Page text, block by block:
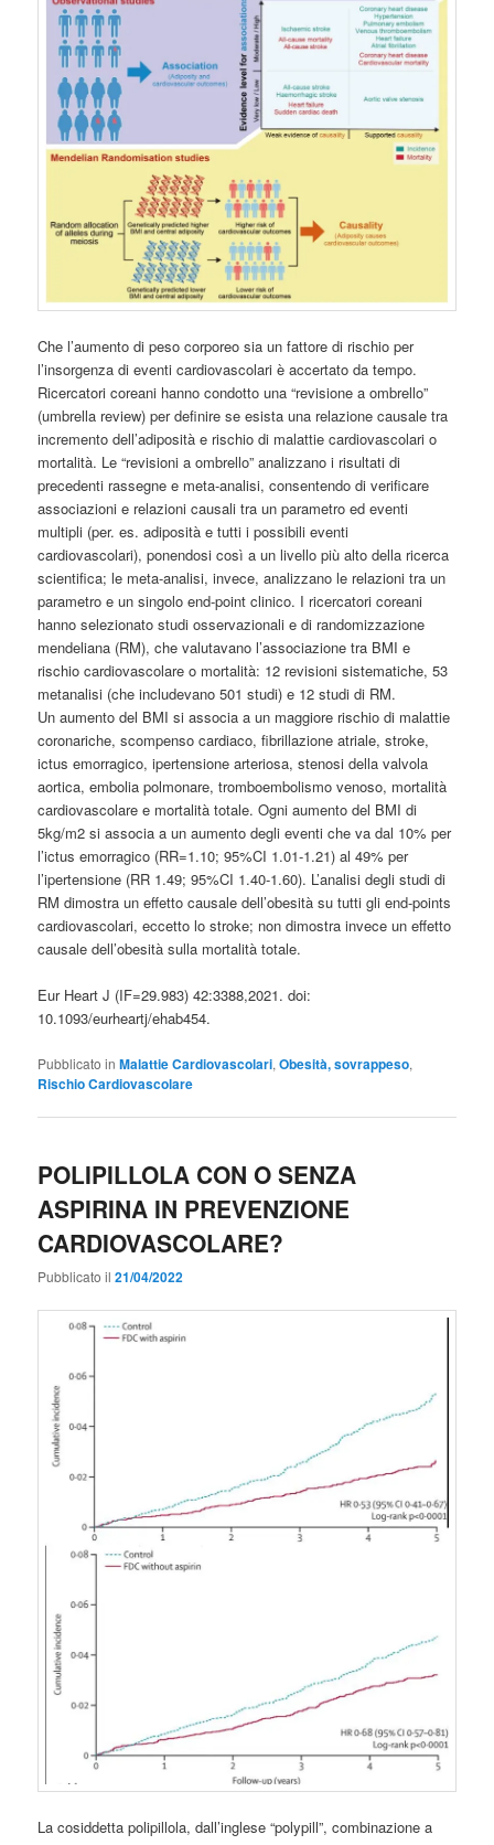
Che l’aumento di peso corporeo sia un fattore di rischio per
l’insorgenza di eventi cardiovascolari è accertato da tempo.
Ricercatori coreani hanno condotto una “revisione a ombrello”
(umbrella review) per definire se esista una relazione causale tra
incremento dell’adiposità e rischio di malattie cardiovascolari o
mortalità. Le “revisioni a ombrello” analizzano i risultati di
precedenti rassegne e meta-analisi, consentendo di verificare
associazioni e relazioni causali tra un parametro ed eventi
multipli (per. es. adiposità e tutti i possibili eventi
cardiovascolari), ponendosi così a un livello più alto della ricerca
scientifica; le meta-analisi, invece, analizzano le relazioni tra un
parametro e un singolo end-point clinico. I ricercatori coreani
hanno selezionato studi osservazionali e di randomizzazione
mendeliana (RM), che valutavano l’associazione tra BMI e
rischio cardiovascolare o mortalità: 12 revisioni sistematiche, 53
metanalisi (che includevano 501 studi) e 12 studi di RM.
Un aumento del BMI si associa a un maggiore rischio di malattie
coronariche, scompenso cardiaco, fibrillazione atriale, stroke,
ictus emorragico, ipertensione arteriosa, stenosi della valvola
aortica, embolia polmonare, tromboembolismo venoso, mortalità
cardiovascolare e mortalità totale. Ogni aumento del BMI di
5kg/m2 si associa a un aumento degli eventi che va dal 10% per
l’ictus emorragico (RR=1.10; 95%CI 1.01-1.21) al 49% per
l’ipertensione (RR 1.49; 95%CI 1.40-1.60). L’analisi degli studi di
RM dimostra un effetto causale dell’obesità su tutti gli end-points
cardiovascolari, eccetto lo stroke; non dimostra invece un effetto
causale dell’obesità sulla mortalità totale.
Eur Heart J (IF=29.983) 42:3388,2021. doi:
10.1093/eurheartj/ehab454.
Pubblicato in Malattie Cardiovascolari,Obesità, sovrappeso,
Rischio Cardiovascolare
POLIPILLOLA CON O SENZA
ASPIRINA IN PREVENZIONE
CARDIOVASCOLARE?
Pubblicato il21/04/2022
La cosiddetta polipillola, dall’inglese “polypill”, combinazione a